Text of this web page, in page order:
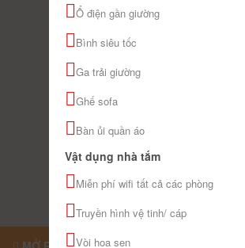
Ổ điện gần giường
Bình siêu tốc
Ga trải giường
Ghế sofa
Bàn ủi quần áo
Vật dụng nhà tắm
Miễn phí wifi tất cả các phòng
Truyền hình vệ tinh/ cáp
Vòi hoa sen